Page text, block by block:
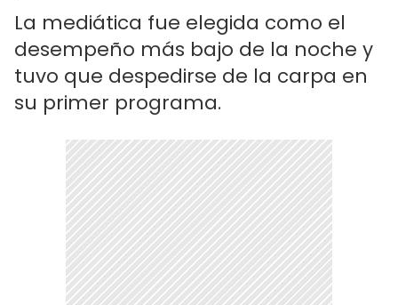
La mediática fue elegida como el
desempeño más bajo de la noche y
tuvo que despedirse de la carpa en
su primer programa.